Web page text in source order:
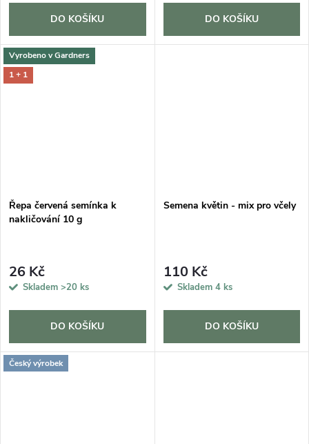
DO KOŠÍKU DO KOŠÍKU
Vyrobeno v Gardners
1 + 1
Řepa červená semínka k
nakličování 10 g
26 Kč
Skladem >20 ks
DO KOŠÍKU
Semena květin - mix pro včely
110 Kč
Skladem 4 ks
DO KOŠÍKU
Český výrobek